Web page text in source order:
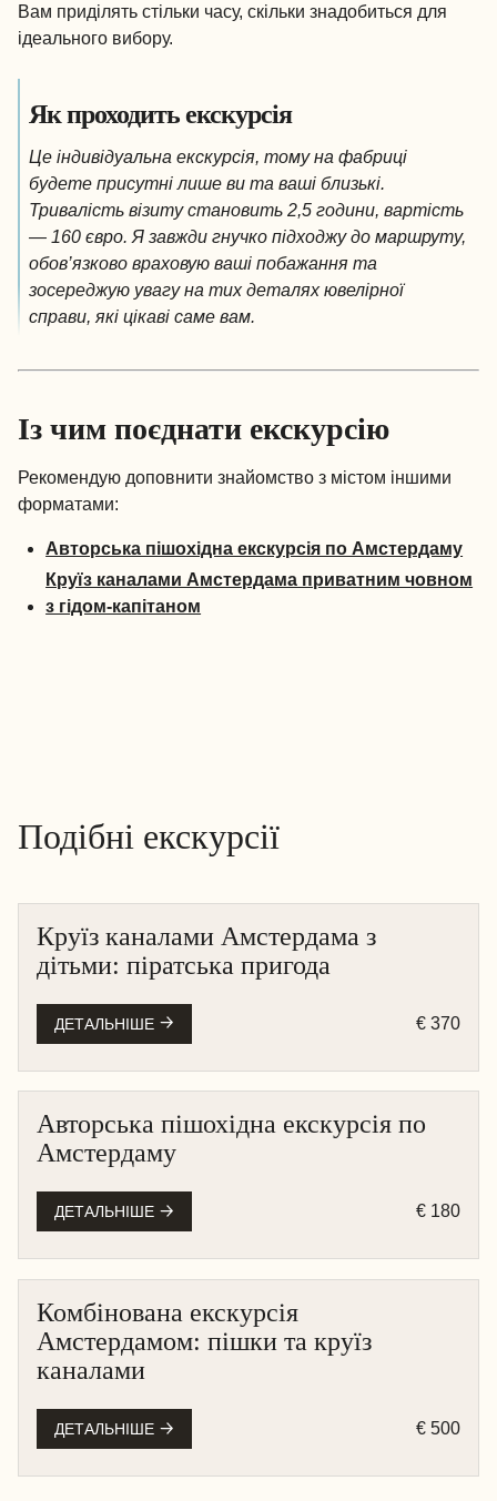
Вам приділять стільки часу, скільки знадобиться для
ідеального вибору.
Як проходить екскурсія
Це індивідуальна екскурсія, тому на фабриці
будете присутні лише ви та ваші близькі.
Тривалість візиту становить 2,5 години, вартість
— 160 євро. Я завжди гнучко підходжу до маршруту,
обов’язково враховую ваші побажання та
зосереджую увагу на тих деталях ювелірної
справи, які цікаві саме вам.
Із чим поєднати екскурсію
Рекомендую доповнити знайомство з містом іншими
форматами:
Авторська пішохідна екскурсія по Амстердаму
Круїз каналами Амстердама приватним човном
з гідом-капітаном
Подібні екскурсії
АМСТЕРДАМ
КРУЇЗ НА ЧОВНІ
Круїз каналами Амстердама з
дітьми: піратська пригода
ДЕТАЛЬНІШЕ € 370
АМСТЕРДАМ
ПІШОХІДНА
Авторська пішохідна екскурсія по
Амстердаму
ДЕТАЛЬНІШЕ € 180
АМСТЕРДАМ
КРУЇЗ НА ЧОВНІ
ПІШОХІДНА
Комбінована екскурсія
Амстердамом: пішки та круїз
каналами
ДЕТАЛЬНІШЕ € 500